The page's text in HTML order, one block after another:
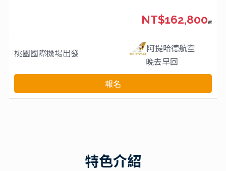
桃園國際機場出發
阿提哈德航空
晚去早回
NT$162,800起
報名
特色介紹